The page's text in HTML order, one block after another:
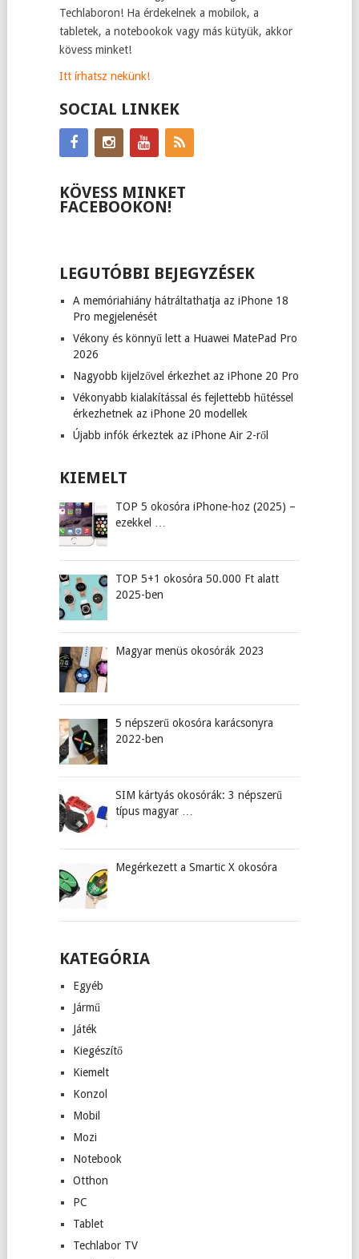
Techlaboron! Ha érdekelnek a mobilok, a
tabletek, a notebookok vagy más kütyük, akkor
kövess minket!
Itt írhatsz nekünk!
SOCIAL LINKEK
KÖVESS MINKET
FACEBOOKON!
LEGUTÓBBI BEJEGYZÉSEK
A memóriahiány hátráltathatja az iPhone 18
Pro megjelenését
Vékony és könnyű lett a Huawei MatePad Pro
2026
Nagyobb kijelzővel érkezhet az iPhone 20 Pro
Vékonyabb kialakítással és fejlettebb hűtéssel
érkezhetnek az iPhone 20 modellek
Újabb infók érkeztek az iPhone Air 2-ről
KIEMELT
TOP 5 okosóra iPhone-hoz (2025) –
ezekkel …
TOP 5+1 okosóra 50.000 Ft alatt
2025-ben
Magyar menüs okosórák 2023
5 népszerű okosóra karácsonyra
2022-ben
SIM kártyás okosórák: 3 népszerű
típus magyar …
Megérkezett a Smartic X okosóra
KATEGÓRIA
Egyéb
Jármű
Játék
Kiegészítő
Kiemelt
Konzol
Mobil
Mozi
Notebook
Otthon
PC
Tablet
Techlabor TV